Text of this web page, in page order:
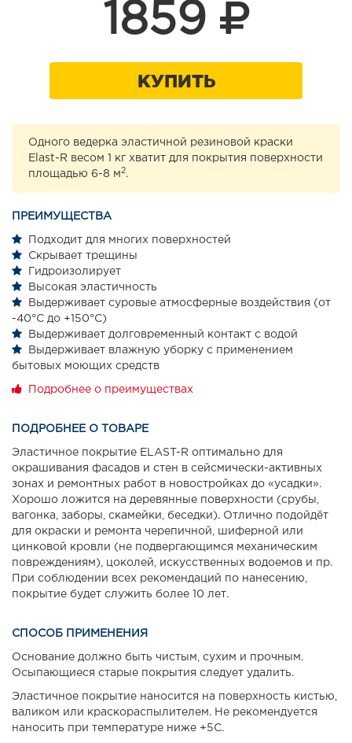
1859
КУПИТЬ
Одного ведерка эластичной резиновой краски
Elast-R весом 1 кг хватит для покрытия поверхности
площадью 6-8 м 2.
ПРЕИМУЩЕСТВА
Подходит для многих поверхностей
Скрывает трещины
Гидроизолирует
Высокая эластичность
Выдерживает суровые атмосферные воздействия (от
-40°С до +150°С)
Выдерживает долговременный контакт с водой
Выдерживает влажную уборку с применением
бытовых моющих средств
Подробнее о преимуществах
ПОДРОБНЕЕ О ТОВАРЕ
Эластичное покрытие ELAST-R оптимально для
окрашивания фасадов и стен в сейсмически-активных
зонах и ремонтных работ в новостройках до «усадки».
Хорошо ложится на деревянные поверхности (срубы,
вагонка, заборы, скамейки, беседки). Отлично подойдёт
для окраски и ремонта черепичной, шиферной или
цинковой кровли (не подвергающимся механическим
повреждениям), цоколей, искусственных водоемов и пр.
При соблюдении всех рекомендаций по нанесению,
покрытие будет служить более 10 лет.
СПОСОБ ПРИМЕНЕНИЯ
Основание должно быть чистым, сухим и прочным.
Осыпающиеся старые покрытия следует удалить.
Эластичное покрытие наносится на поверхность кистью,
валиком или краскораспылителем. Не рекомендуется
наносить при температуре ниже +5С.